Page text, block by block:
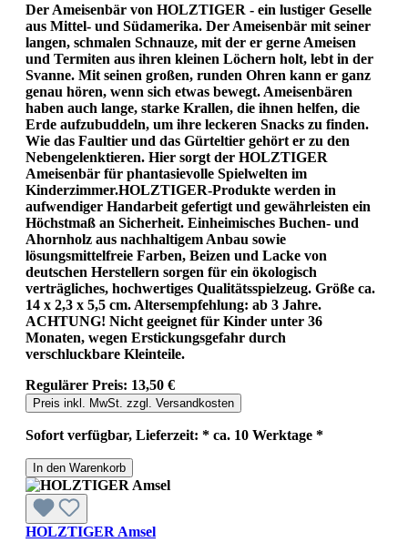
Der Ameisenbär von HOLZTIGER - ein lustiger Geselle
aus Mittel- und Südamerika. Der Ameisenbär mit seiner
langen, schmalen Schnauze, mit der er gerne Ameisen
und Termiten aus ihren kleinen Löchern holt, lebt in der
Svanne. Mit seinen großen, runden Ohren kann er ganz
genau hören, wenn sich etwas bewegt. Ameisenbären
haben auch lange, starke Krallen, die ihnen helfen, die
Erde aufzubuddeln, um ihre leckeren Snacks zu finden.
Wie das Faultier und das Gürteltier gehört er zu den
Nebengelenktieren. Hier sorgt der HOLZTIGER
Ameisenbär für phantasievolle Spielwelten im
Kinderzimmer.HOLZTIGER-Produkte werden in
aufwendiger Handarbeit gefertigt und gewährleisten ein
Höchstmaß an Sicherheit. Einheimisches Buchen- und
Ahornholz aus nachhaltigem Anbau sowie
lösungsmittelfreie Farben, Beizen und Lacke von
deutschen Herstellern sorgen für ein ökologisch
verträgliches, hochwertiges Qualitätsspielzeug. Größe ca.
14 x 2,3 x 5,5 cm. Altersempfehlung: ab 3 Jahre.
ACHTUNG! Nicht geeignet für Kinder unter 36
Monaten, wegen Erstickungsgefahr durch
verschluckbare Kleinteile.
Regulärer Preis: 13,50 €
Preis inkl. MwSt. zzgl. Versandkosten
Sofort verfügbar, Lieferzeit: * ca. 10 Werktage *
In den Warenkorb
HOLZTIGER Amsel